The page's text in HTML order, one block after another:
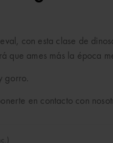
con esta clase de
que ames más la época
gorro.
en contacto con